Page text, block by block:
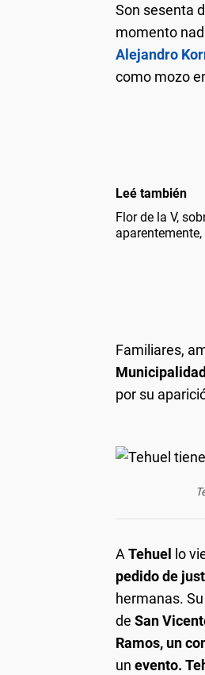
Son sesenta
momento
Alejandro
como mozo
Leé también
Flor de la V,
Familiares,
por su
A Tehuel lo
pedido de
hermanas.
de San
Ramos, un
un evento.